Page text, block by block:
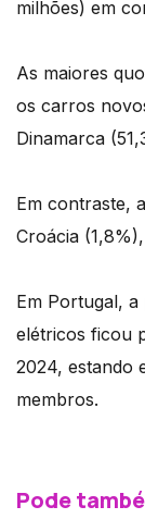
milhões) em
As maiores
os carros
Dinamarca
Em contraste,
Croácia
Em Portugal,
elétricos ficou
2024, estando
membros.
Pode